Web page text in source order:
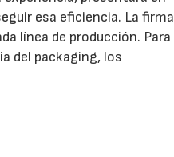
esa eficiencia. La firma
línea de producción. Para
del packaging, los